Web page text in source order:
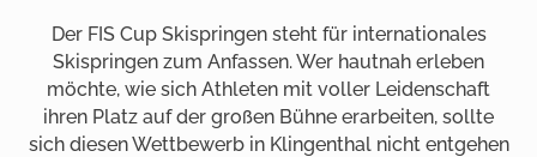
Der FIS Cup Skispringen steht für internationales
Skispringen zum Anfassen. Wer hautnah erleben
möchte, wie sich Athleten mit voller Leidenschaft
ihren Platz auf der großen Bühne erarbeiten, sollte
sich diesen Wettbewerb in Klingenthal nicht entgehen